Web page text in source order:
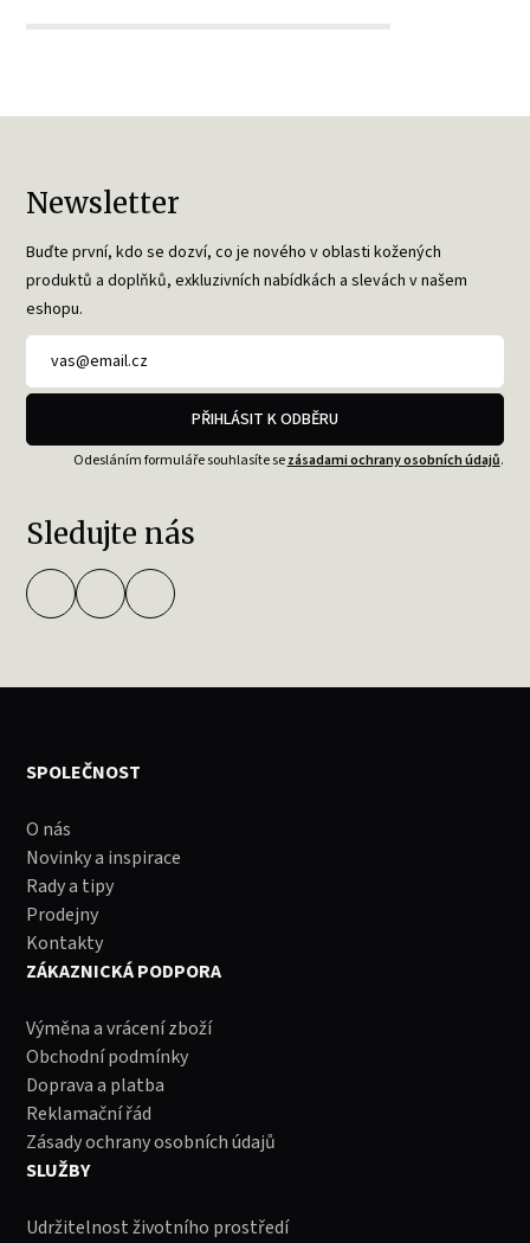
Newsletter
Buďte první, kdo se dozví, co je nového v oblasti kožených
produktů a doplňků, exkluzivních nabídkách a slevách v našem
eshopu.
PŘIHLÁSIT K ODBĚRU
Odesláním formuláře souhlasíte sezásadami ochrany osobních údajů.
Sledujte nás
SPOLEČNOST
O nás
Novinky a inspirace
Rady a tipy
Prodejny
Kontakty
ZÁKAZNICKÁ PODPORA
Výměna a vrácení zboží
Obchodní podmínky
Doprava a platba
Reklamační řád
Zásady ochrany osobních údajů
SLUŽBY
Udržitelnost životního prostředí